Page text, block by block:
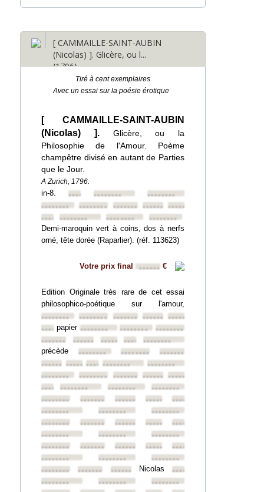
[ CAMMAILLE-SAINT-AUBIN
(Nicolas) ]. Glicère, ou l...
(1796)
Tiré à cent exemplaires
Avec un essai sur la poésie érotique
[ CAMMAILLE-SAINT-AUBIN
(Nicolas) ]. Glicère, ou la
Philosophie de l'Amour. Poème
champêtre divisé en autant de Parties
que le Jour.
A Zurich, 1796.
in-8.••••••••••••••••
••••••••
••••••••
•••••••• •••••••• ••••••••••••••••
•••••••••••••••• ••••••••
••••••••
Demi-maroquin vert à coins, dos à nerfs
orné, tête dorée (Raparlier). (réf. 113623)
Votre prix final •••••• €
Edition Originale très rare de cet essai
philosophico-poétique sur l'amour,
••••••••
•••••••• •••••••• ••••••••••••••••
••••••••
papier •••••••• ••••••••
••••••••
••••••••
••••••••••••••••••••••••••••••••
précède •••••••• ••••••••
••••••••
••••••••••••••••••••••••••••••••
••••••••
••••••••
•••••••• •••••••• ••••••••••••••••
•••••••••••••••• ••••••••
••••••••
••••••••
•••••••• •••••••• ••••••••••••••••
••••••••
••••••••
••••••••
••••••••
•••••••• •••••••• ••••••••••••••••
••••••••
••••••••
••••••••
••••••••
•••••••• •••••••• ••••••••••••••••
••••••••
••••••••
••••••••
••••••••
•••••••• ••••••••Nicolas ••••••••
••••••••
••••••••
••••••••